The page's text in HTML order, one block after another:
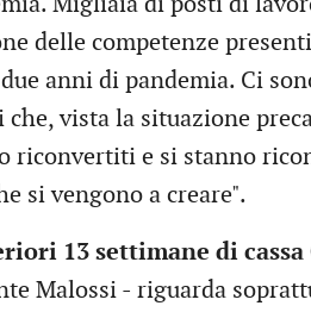
delle competenze
anni di pandemia. Ci
vista la situazione
riconvertiti e si stanno
si vengono a creare".
13 settimane di cassa
Malossi - riguarda